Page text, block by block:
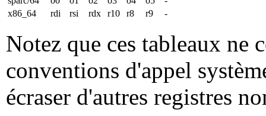
x86_64
rdi rsi rdx r10 r8 r9 -
Notez que ces tableaux ne
conventions d'appel
écraser d'autres registres